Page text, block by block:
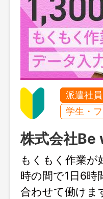
派遣社員
学生・
株式会社Be
もくもく作業が
時の間で1日6時
合わせて働けま